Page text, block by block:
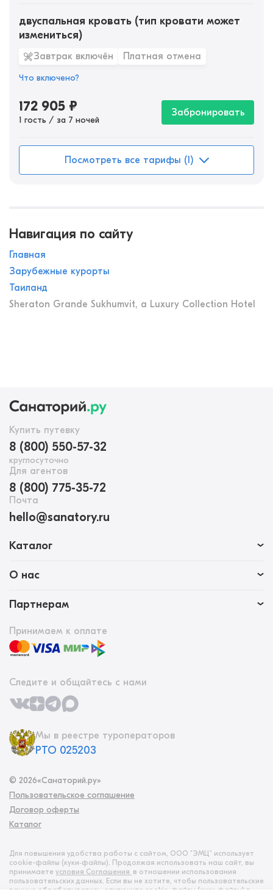
двуспальная кровать (тип кровати может
измениться)
Завтрак включён Платная отмена
Что включено?
172 905 ₽
1 гость / за 7 ночей
Забронировать
Посмотреть все тарифы (1)
Навигация по сайту
Главная
Зарубежные курорты
Таиланд
Sheraton Grande Sukhumvit, a Luxury Collection Hotel
Купить путевку
8 (800) 550-57-32
круглосуточно
Для агентов
8 (800) 775-35-72
Почта
hello@sanatory.ru
Каталог
О нас
Партнерам
Принимаем к оплате
Следите и общайтесь с нами
Мы в реестре туроператоров
РТО 025203
© 2026«Санаторий.ру»
Пользовательское соглашение
Договор оферты
Каталог
Для повышения удобства работы с сайтом, ООО "ЭМЦ" использует
cookie-файлы (куки‑файлы). Продолжая использовать наш сайт, вы
принимаете условия Соглашения в отношении использования
пользовательских данных. Если вы не хотите, чтобы пользовательские